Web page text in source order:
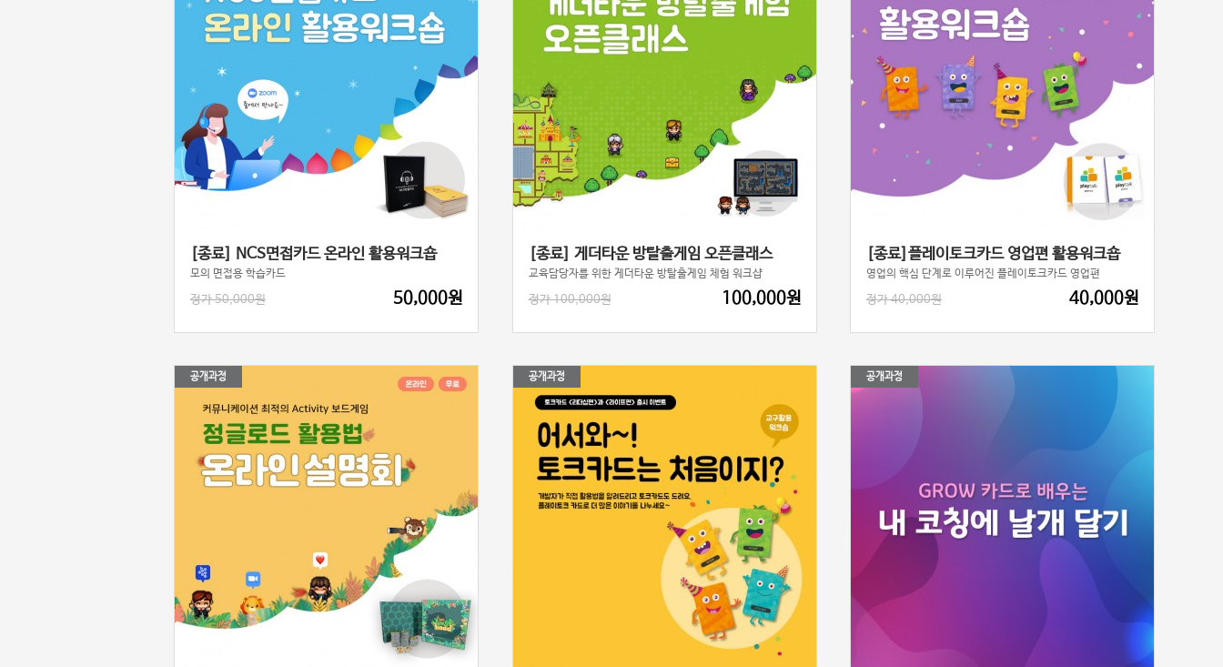
[종료] NCS면접카드 온라인 활용워크숍
모의 면접용 학습카드
정가 50,000원 50,000원
[종료] 게더타운 방탈출게임 오픈클래스
교육담당자를 위한 게더타운 방탈출게임 체험 워크샵
정가 100,000원 100,000원
[종료]플레이토크카드 영업편 활용워크숍
영업의 핵심 단계로 이루어진 플레이토크카드 영업편
정가 40,000원 40,000원
공개과정 공개과정 공개과정